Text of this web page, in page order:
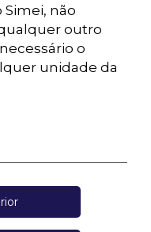
não
outro
o
unidade da